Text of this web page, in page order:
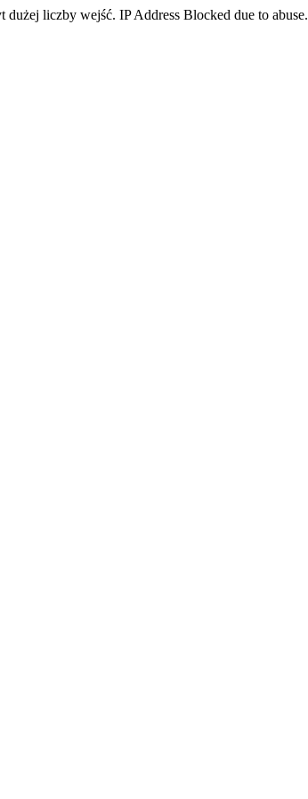
liczby wejść. IP Address Blocked due to abuse.